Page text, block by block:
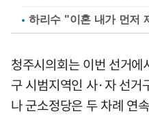
하리수 "이혼 내가 먼저
청주시의회는 이번 선거
구 시범지역인 사·자 선
나 군소정당은 두 차례 연